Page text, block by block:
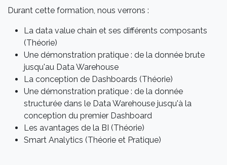
Durant cette formation, nous verrons :
La data value chain et ses différents composants
(Théorie)
Une démonstration pratique : de la donnée brute
jusqu'au Data Warehouse
La conception de Dashboards (Théorie)
Une démonstration pratique : de la donnée
structurée dans le Data Warehouse jusqu'à la
conception du premier Dashboard
Les avantages de la BI (Théorie)
Smart Analytics (Théorie et Pratique)